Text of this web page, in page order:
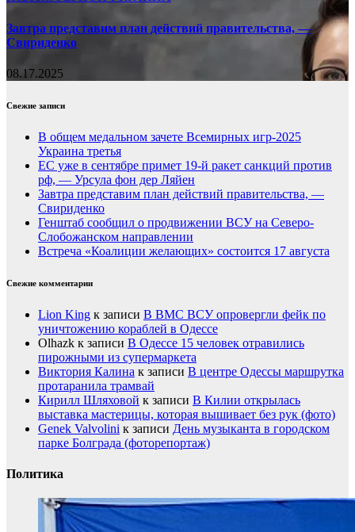
Завтра представим план действий правительства, —
Свириденко
08.17.2025
Свежие записи
В общем медальном зачете Всемирных игр-2025
Украина третья
ЕС уже в сентябре примет 19-й ракет санкций против
рф, — Урсула фон дер Ляйен
Завтра представим план действий правительства, —
Свириденко
Генштаб сообщил о продвижении ВСУ на Северо-
Слобожанском направлении
Встреча «Коалиции желающих» состоится 17 августа
Свежие комментарии
Lion King к записи В ВМС ВСУ опровергли фейк по
уничтожению кораблей в Одессе
Olhazk к записи В Одессе 15 человек отравились
пирожными из супермаркета
Виктория Калина к записи В центре Одессы маршрутка
протаранила трамвай
Кирилл Шляховой к записи В Килии открылась
выставка мастерицы, которая вышивает без рук (фото)
Genek Valvolini к записи День музыканта в городском
парке Болграда (фоторепортаж)
Политика